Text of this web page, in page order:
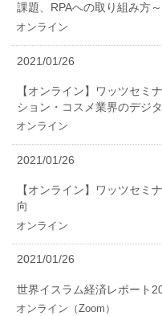
課題、RPAへの取り組み方～
オンライン
2021/01/26
【オンライン】ワッツセミ
ション・コスメ業界のデジ
オンライン
2021/01/26
【オンライン】ワッツセミ
向
オンライン
2021/01/26
世界イスラム経済レポート
オンライン（Zoom）